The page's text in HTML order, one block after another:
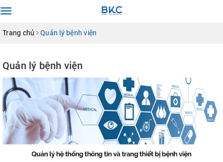
Toggle
Trang chủ
Quản lý bệnh viện
Quản lý bệnh viện